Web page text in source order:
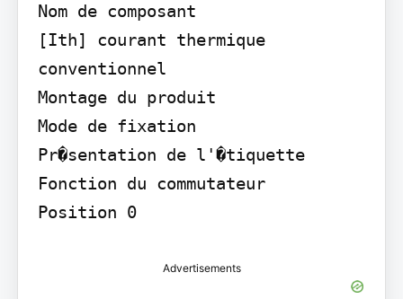
Nom de composant
[Ith] courant thermique
conventionnel
Montage du produit
Mode de fixation
Pr�sentation de l'�tiquette
Fonction du commutateur
Position 0
Advertisements